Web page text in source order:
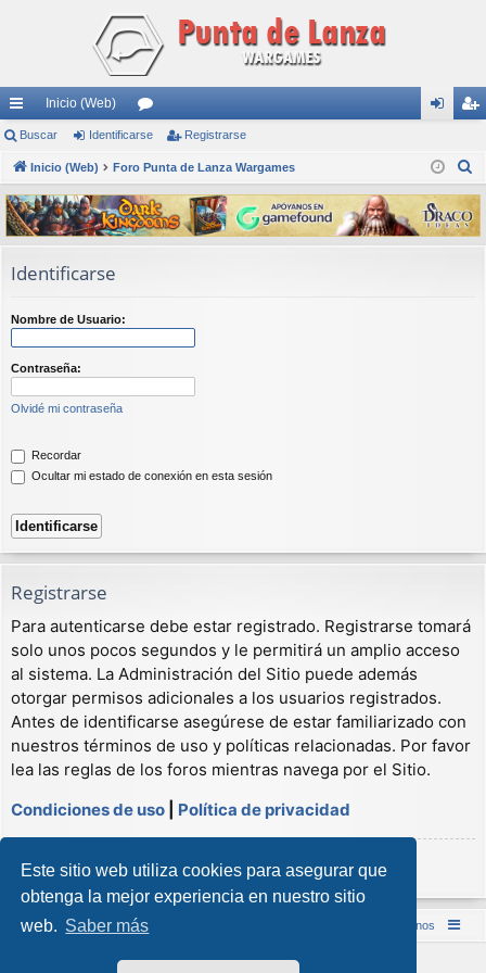
Este sitio web utiliza cookies para asegurar que
obtenga la mejor experiencia en nuestro sitio
web. Saber más
nl
ac
es
rá
pi
s
Inicio (Web)
or
os nti
fic
ar
ist
ra
rs
Buscar Identificarse Registrarse
Inicio (Web) Foro Punta de Lanza Wargames
s
c
Identificarse
Nombre de Usuario:
Contraseña:
Olvidé mi contraseña
Recordar
Ocultar mi estado de conexión en esta sesión
Registrarse
Para autenticarse debe estar registrado. Registrarse tomará
solo unos pocos segundos y le permitirá un amplio acceso
al sistema. La Administración del Sitio puede además
otorgar permisos adicionales a los usuarios registrados.
Antes de identificarse asegúrese de estar familiarizado con
nuestros términos de uso y políticas relacionadas. Por favor
lea las reglas de los foros mientras navega por el Sitio.
Condiciones de uso
Política de privacidad
Registrarse
Inicio (Web) Foro Punta de Lanza Wargames Contáctenos
Desarrollado porphpBB® Forum Software © phpBB Limited